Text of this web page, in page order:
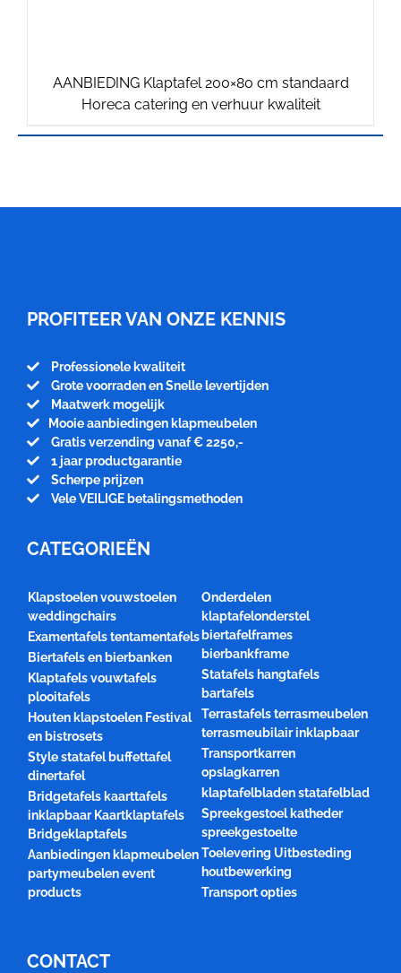
AANBIEDING Klaptafel 200×80 cm standaard
Horeca catering en verhuur kwaliteit
Oorspronkelijke
Huidige
PROFITEER VAN ONZE KENNIS
Professionele kwaliteit
Grote voorraden en Snelle levertijden
Maatwerk mogelijk
Mooie aanbiedingen klapmeubelen
Gratis verzending vanaf € 2250,-
1 jaar productgarantie
Scherpe prijzen
Vele VEILIGE betalingsmethoden
CATEGORIEËN
Klapstoelen vouwstoelen
weddingchairs
Examentafels tentamentafels
Biertafels en bierbanken
Klaptafels vouwtafels
plooitafels
Houten klapstoelen Festival
en bistrosets
Style statafel buffettafel
dinertafel
Bridgetafels kaarttafels
inklapbaar Kaartklaptafels
Bridgeklaptafels
Aanbiedingen klapmeubelen
partymeubelen event
products
Onderdelen
klaptafelonderstel
biertafelframes
bierbankframe
Statafels hangtafels
bartafels
Terrastafels terrasmeubelen
terrasmeubilair inklapbaar
Transportkarren
opslagkarren
klaptafelbladen statafelblad
Spreekgestoel katheder
spreekgestoelte
Toelevering Uitbesteding
houtbewerking
Transport opties
CONTACT